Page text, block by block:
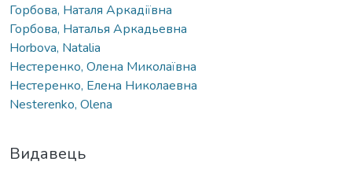
Горбова, Наталя Аркадіївна
Горбова, Наталья Аркадьевна
Horbova, Natalia
Нестеренко, Олена Миколаївна
Нестеренко, Елена Николаевна
Nesterenko, Olena
Видавець